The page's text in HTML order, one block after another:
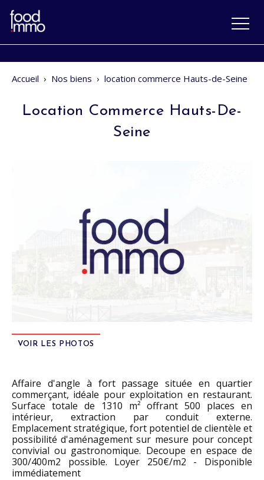
Accueil › Nos biens › location commerce Hauts-de-Seine
Location Commerce Hauts-De-
Seine
VOIR LES PHOTOS
Affaire d'angle à fort passage située en quartier
commerçant, idéale pour exploitation en restaurant.
Surface totale de 1310 m² offrant 500 places en
intérieur, extraction par conduit externe.
Emplacement stratégique, fort potentiel de clientèle et
possibilité d'aménagement sur mesure pour concept
convivial ou gastronomique. Decoupe en espace de
300/400m2 possible. Loyer 250€/m2 - Disponible
immédiatement